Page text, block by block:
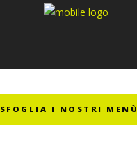
SFOGLIA I NOSTRI MENÙ